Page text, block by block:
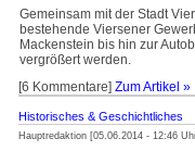
Gemeinsam mit der Stadt
bestehende Viersener
Mackenstein bis hin zur
vergrößert werden.
[6 Kommentare] Zum Artikel »
Historisches & Geschichtliches
Hauptredaktion [05.06.2014 - 12:46